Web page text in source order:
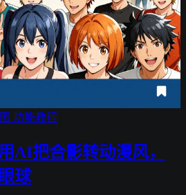
功能教程
AI把合影转动漫风，
球